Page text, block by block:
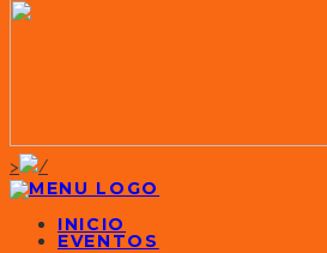
>
INICIO
EVENTOS